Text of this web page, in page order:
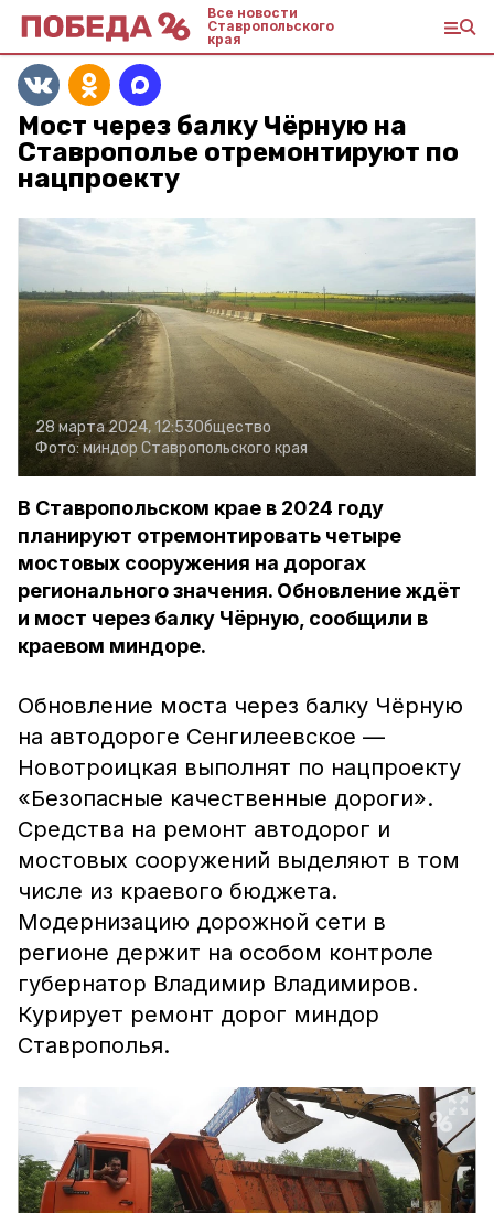
Все новости
Ставропольского
края
Мост через балку Чёрную на
Ставрополье отремонтируют по
нацпроекту
28 марта 2024, 12:53Общество
Фото:миндор Ставропольского края
В Ставропольском крае в 2024 году
планируют отремонтировать четыре
мостовых сооружения на дорогах
регионального значения. Обновление ждёт
и мост через балку Чёрную, сообщили в
краевом миндоре.
Обновление моста через балку Чёрную
на автодороге Сенгилеевское —
Новотроицкая выполнят по нацпроекту
«Безопасные качественные дороги».
Средства на ремонт автодорог и
мостовых сооружений выделяют в том
числе из краевого бюджета.
Модернизацию дорожной сети в
регионе держит на особом контроле
губернатор Владимир Владимиров.
Курирует ремонт дорог миндор
Ставрополья.